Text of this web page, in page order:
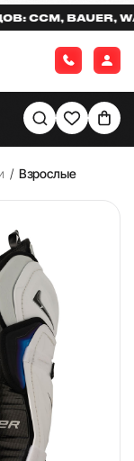
BAUER,
/ Взрослые